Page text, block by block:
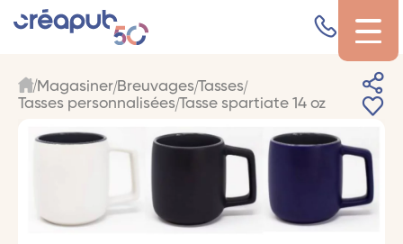
Magasiner Breuvages Tasses
Tasses personnalisées Tasse spartiate 14 oz